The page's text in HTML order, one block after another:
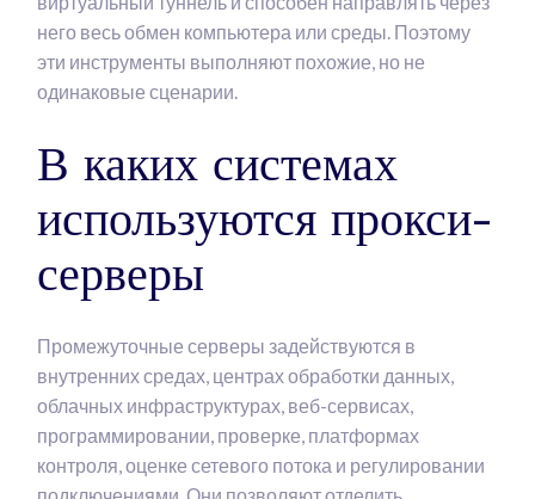
него весь обмен компьютера или среды. Поэтому
эти инструменты выполняют похожие, но не
одинаковые сценарии.
В каких системах
используются прокси-
серверы
Промежуточные серверы задействуются в
внутренних средах, центрах обработки данных,
облачных инфраструктурах, веб-сервисах,
программировании, проверке, платформах
контроля, оценке сетевого потока и регулировании